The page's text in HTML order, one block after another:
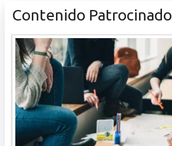
Contenido Patrocinado